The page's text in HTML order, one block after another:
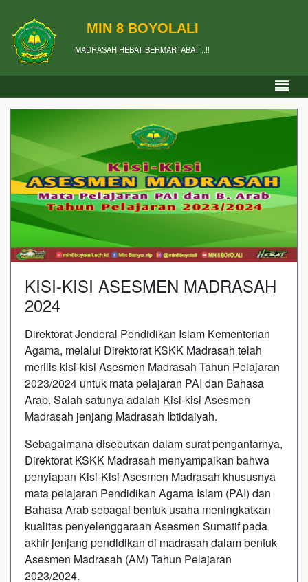
MIN 8 BOYOLALI
MADRASAH HEBAT BERMARTABAT ..!!
KISI-KISI ASESMEN MADRASAH
2024
Direktorat Jenderal Pendidikan Islam Kementerian
Agama, melalui Direktorat KSKK Madrasah telah
merilis kisi-kisi Asesmen Madrasah Tahun Pelajaran
2023/2024 untuk mata pelajaran PAI dan Bahasa
Arab. Salah satunya adalah Kisi-kisi Asesmen
Madrasah jenjang Madrasah Ibtidaiyah.
Sebagaimana disebutkan dalam surat pengantarnya,
Direktorat KSKK Madrasah menyampaikan bahwa
penyiapan Kisi-Kisi Asesmen Madrasah khususnya
mata pelajaran Pendidikan Agama Islam (PAI) dan
Bahasa Arab sebagai bentuk usaha meningkatkan
kualitas penyelenggaraan Asesmen Sumatif pada
akhir jenjang pendidikan di madrasah dalam bentuk
Asesmen Madrasah (AM) Tahun Pelajaran
2023/2024.